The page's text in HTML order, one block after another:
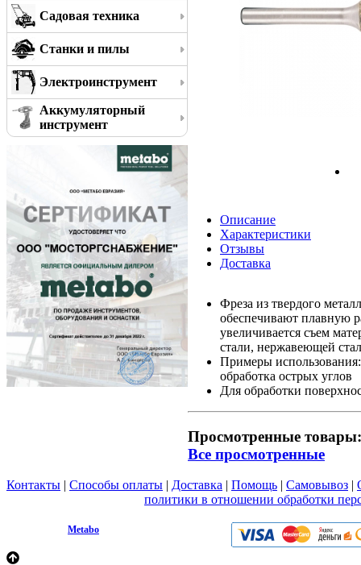
Садовая техника
Станки и пилы
Электроинструмент
Аккумуляторный
инструмент
Описание
Характеристики
Отзывы
Доставка
Фреза из твердого
обеспечивают плавную
увеличивается съем
стали, нержавеющей
Примеры использования:
обработка острых углов
Для обработки
Просмотренные товары:
Все просмотренные
Контакты | Способы оплаты | Доставка | Помощь | Самовывоз |
политики в отношении обработки
Metabo